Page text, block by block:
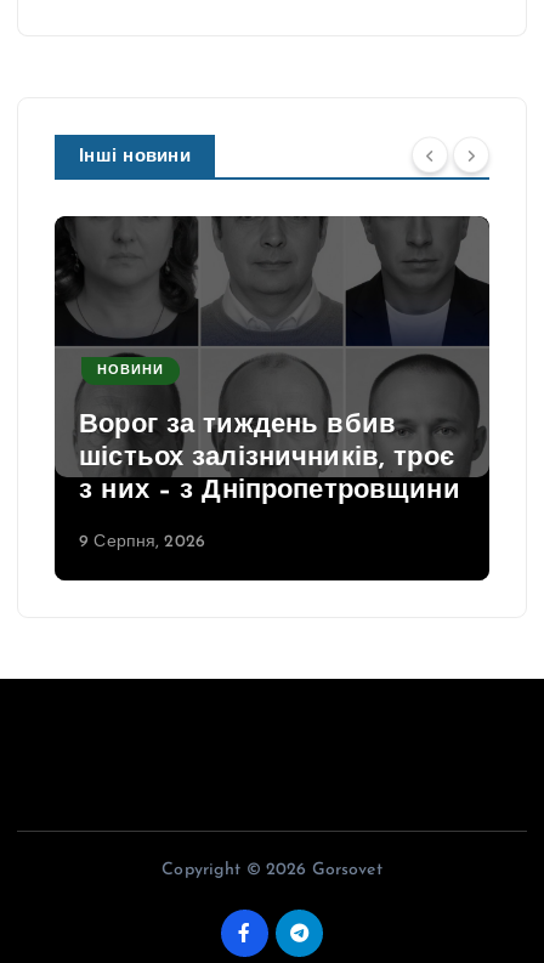
Інші новини
НОВИНИ
Ворог за тиждень вбив
шістьох залізничників, троє
з них – з Дніпропетровщини
9 Серпня, 2026
Copyright © 2026 Gorsovet